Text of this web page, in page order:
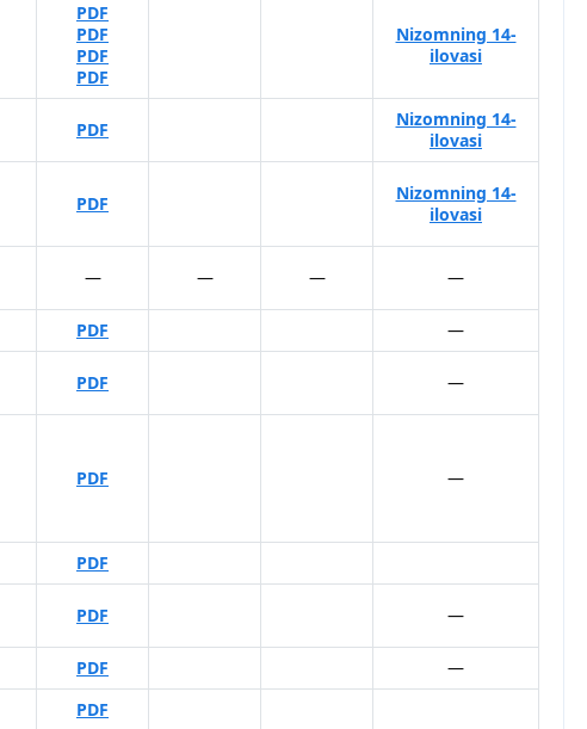
PDF
PDF
PDF
PDF
Nizomning 14-
ilovasi
PDF
Nizomning 14-
ilovasi
PDF
Nizomning 14-
ilovasi
— — — —
PDF —
PDF —
PDF —
PDF
PDF —
PDF
—
PDF